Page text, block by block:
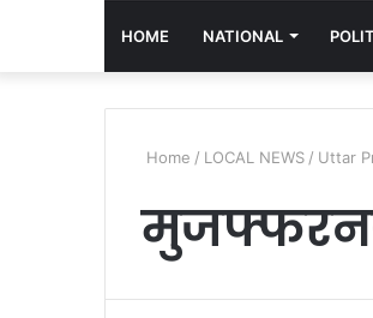
HOME NATIONAL
Home / LOCAL NEWS / Uttar